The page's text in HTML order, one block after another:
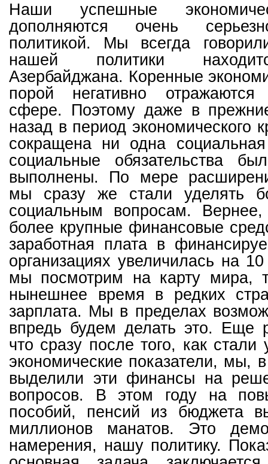
Наши успешные
дополняются очень
политикой. Мы всегда
нашей политики
Азербайджана. Коренные
порой негативно
сфере. Поэтому даже в
назад в период экономического
сокращена ни одна
социальные обязательства
выполнены. По мере
мы сразу же стали уделять
социальным вопросам.
более крупные финансовые
заработная плата в
организациях увеличилась на
мы посмотрим на карту мира,
нынешнее время в редких
зарплата. Мы в пределах
впредь будем делать это. Еще
что сразу после того, как
экономические показатели, мы,
выделили эти финансы на
вопросов. В этом году на
пособий, пенсий из бюджета
миллионов манатов. Это
намерения, нашу политику.